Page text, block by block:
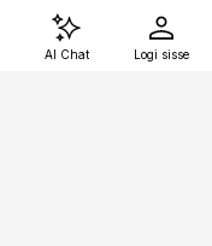
AI Chat Logi sisse